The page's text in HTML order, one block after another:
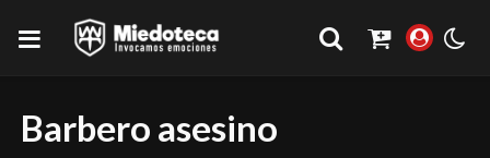
Barbero asesino